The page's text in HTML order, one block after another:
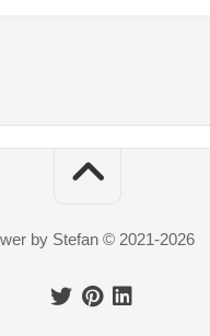
by Stefan © 2021-2026